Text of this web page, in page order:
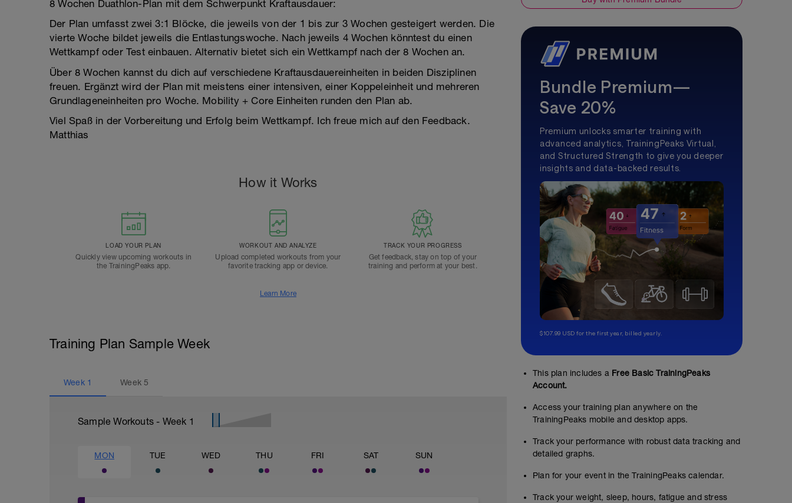
8 Wochen Duathlon-Plan mit dem Schwerpunkt Kraftausdauer:
Der Plan umfasst zwei 3:1 Blöcke, die jeweils von der 1 bis zur 3 Wochen gesteigert werden. Die
vierte Woche bildet jeweils die Entlastungswoche. Nach jeweils 4 Wochen könntest du einen
Wettkampf oder Test einbauen. Alternativ bietet sich ein Wettkampf nach der 8 Wochen an.
Über 8 Wochen kannst du dich auf verschiedene Kraftausdauereinheiten in beiden Disziplinen
freuen. Ergänzt wird der Plan mit meistens einer intensiven, einer Koppeleinheit und mehreren
Grundlageneinheiten pro Woche. Mobility + Core Einheiten runden den Plan ab.
Viel Spaß in der Vorbereitung und Erfolg beim Wettkampf. Ich freue mich auf den Feedback.
Matthias
How it Works
LOAD YOUR PLAN
Quickly view upcoming workouts in
the TrainingPeaks app.
WORKOUT AND ANALYZE
Upload completed workouts from your
favorite tracking app or device.
TRACK YOUR PROGRESS
Get feedback, stay on top of your
training and perform at your best.
Learn More
Training Plan Sample Week
Week 1 Week5
Sample Workouts - Week 1
MON TUE WED THU FRI SAT SUN
Bundle Premium—
Save 20%
Premium unlocks smarter training with
advanced analytics, TrainingPeaks Virtual,
and Structured Strength to give you deeper
insights and data-backed results.
$107.99 USD for the first year, billed yearly.
This plan includes a Free Basic TrainingPeaks
Account.
Access your training plan anywhere on the
TrainingPeaks mobile and desktop apps.
Track your performance with robust data tracking and
detailed graphs.
Plan for your event in the TrainingPeaks calendar.
Track your weight, sleep, hours, fatigue and stress